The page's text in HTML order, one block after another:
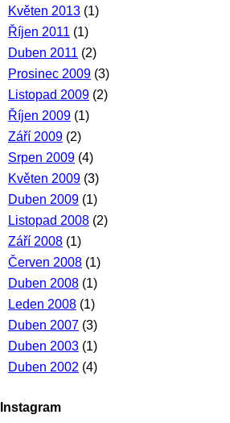
Květen 2013 (1)
Říjen 2011 (1)
Duben 2011 (2)
Prosinec 2009 (3)
Listopad 2009 (2)
Říjen 2009 (1)
Září 2009 (2)
Srpen 2009 (4)
Květen 2009 (3)
Duben 2009 (1)
Listopad 2008 (2)
Září 2008 (1)
Červen 2008 (1)
Duben 2008 (1)
Leden 2008 (1)
Duben 2007 (3)
Duben 2003 (1)
Duben 2002 (4)
Instagram